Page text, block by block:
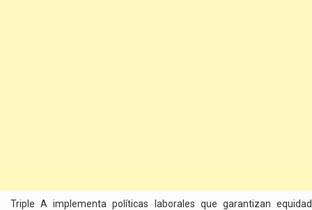
Triple A implementa políticas laborales que garantizan equidad